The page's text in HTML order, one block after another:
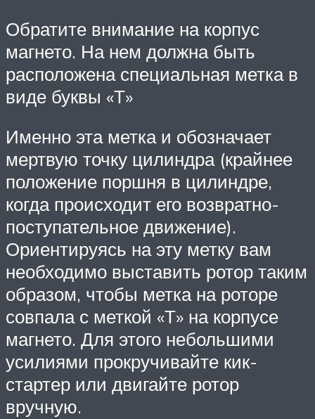
Обратите внимание на корпус
магнето. На нем должна быть
расположена специальная метка в
виде буквы «Т»
Именно эта метка и обозначает
мертвую точку цилиндра (крайнее
положение поршня в цилиндре,
когда происходит его возвратно-
поступательное движение).
Ориентируясь на эту метку вам
необходимо выставить ротор таким
образом, чтобы метка на роторе
совпала с меткой «Т» на корпусе
магнето. Для этого небольшими
усилиями прокручивайте кик-
стартер или двигайте ротор
вручную.